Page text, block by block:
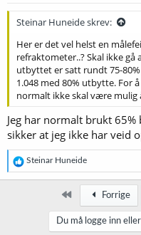
Steinar Huneide skrev:
Her er det vel helst en
refraktometer..? Skal ikke gå
utbyttet er satt rundt 75-
1.048 med 80% utbytte. For
normalt ikke skal være mulig
Jeg har normalt brukt
sikker at jeg ikke har veid
R
e
a
Steinar Huneide
Først Forrige
Du må logge inn